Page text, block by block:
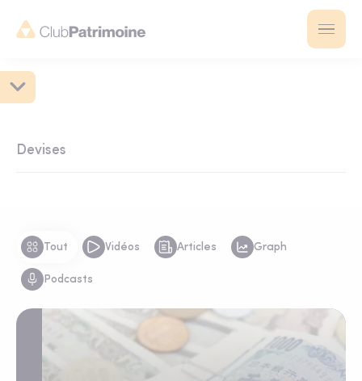
Devises
Tout Vidéos Articles Graph
Podcasts